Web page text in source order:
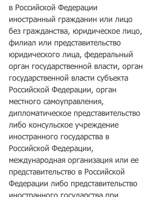
в Российской Федерации
иностранный гражданин или лицо
без гражданства, юридическое лицо,
филиал или представительство
юридического лица, федеральный
орган государственной власти, орган
государственной власти субъекта
Российской Федерации, орган
местного самоуправления,
дипломатическое представительство
либо консульское учреждение
иностранного государства в
Российской Федерации,
международная организация или ее
представительство в Российской
Федерации либо представительство